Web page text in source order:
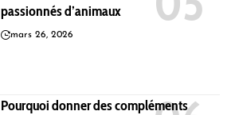
passionnés d’animaux
mars 26, 2026
Pourquoi donner des compléments